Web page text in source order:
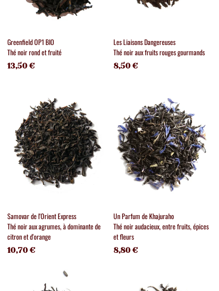
Greenfield OP1 BIO
Thé noir rond et fruité
13,50 €
Les Liaisons Dangereuses
Thé noir aux fruits rouges gourmands
8,50 €
Samovar de l'Orient Express
Thé noir aux agrumes, à dominante de
citron et d'orange
10,70 €
Un Parfum de Khajuraho
Thé noir audacieux, entre fruits, épices
et fleurs
8,80 €